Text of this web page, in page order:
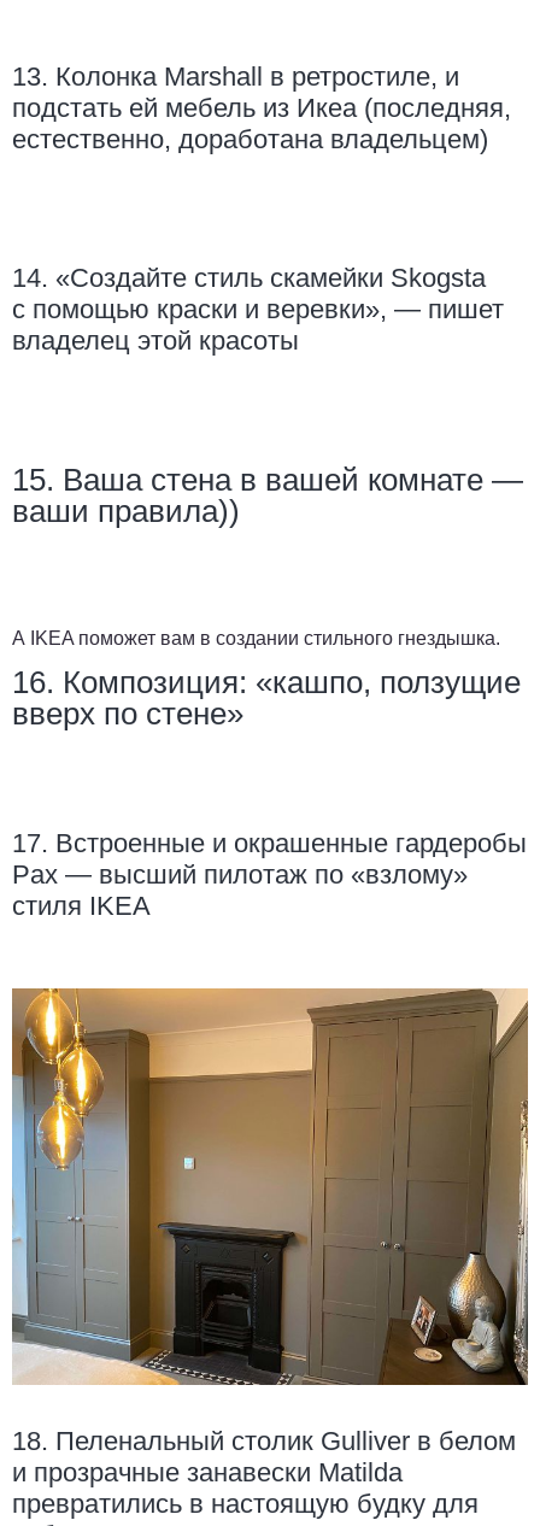
13. Колонка Marshall в ретростиле, и
подстать ей мебель из Икеа (последняя,
естественно, доработана владельцем)
14. «Создайте стиль скамейки Skogsta
с помощью краски и веревки», — пишет
владелец этой красоты
15. Ваша стена в вашей комнате —
ваши правила))
А IKEA поможет вам в создании стильного гнездышка.
16. Композиция: «кашпо, ползущие
вверх по стене»
17. Встроенные и окрашенные гардеробы
Pax — высший пилотаж по «взлому»
стиля IKEA
18. Пеленальный столик Gulliver в белом
и прозрачные занавески Matilda
превратились в настоящую будку для